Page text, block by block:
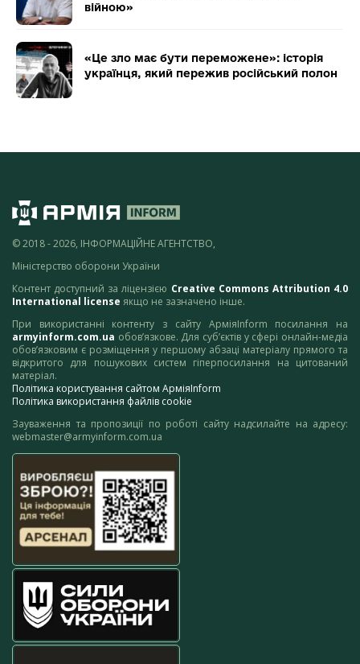
війною»
«Це зло має бути переможене»: історія
українця, який пережив російський полон
© 2018 - 2026, ІНФОРМАЦІЙНЕ АГЕНТСТВО,
Міністерство оборони України
Контент доступний за ліцензією Creative Commons Attribution 4.0
International license якщо не зазначено інше.
При використанні контенту з сайту АрміяInform посилання на
armyinform.com.ua обов’язкове. Для суб’єктів у сфері онлайн-медіа
обов’язковим є розміщення у першому абзаці матеріалу прямого та
відкритого для пошукових систем гіперпосилання на цитований
матеріал.
Політика користування сайтом АрміяInform
Політика використання файлів cookie
Зауваження та пропозиції по роботі сайту надсилайте на адресу:
webmaster@armyinform.com.ua